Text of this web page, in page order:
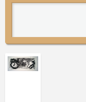
Abbildung 2 von